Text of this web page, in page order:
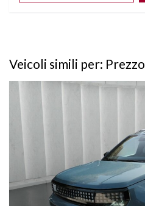
Veicoli simili per: Prezzo